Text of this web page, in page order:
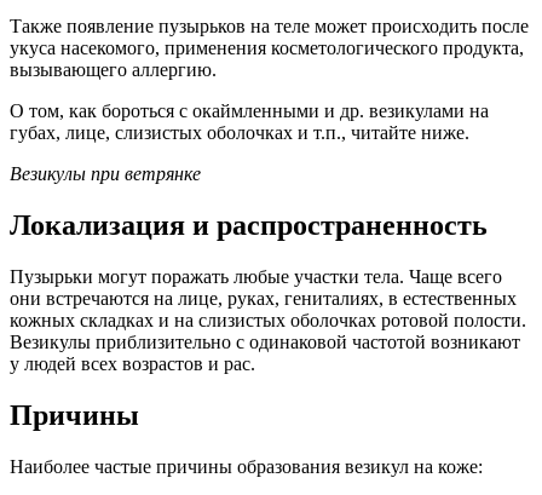
Также появление пузырьков на теле может происходить после
укуса насекомого, применения косметологического продукта,
вызывающего аллергию.
О том, как бороться с окаймленными и др. везикулами на
губах, лице, слизистых оболочках и т.п., читайте ниже.
Везикулы при ветрянке
Локализация и распространенность
Пузырьки могут поражать любые участки тела. Чаще всего
они встречаются на лице, руках, гениталиях, в естественных
кожных складках и на слизистых оболочках ротовой полости.
Везикулы приблизительно с одинаковой частотой возникают
у людей всех возрастов и рас.
Причины
Наиболее частые причины образования везикул на коже: